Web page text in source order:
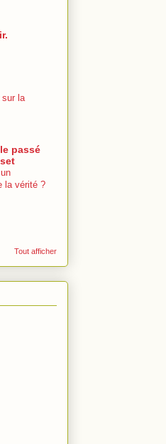
sur la
passé
la vérité ?
Tout afficher